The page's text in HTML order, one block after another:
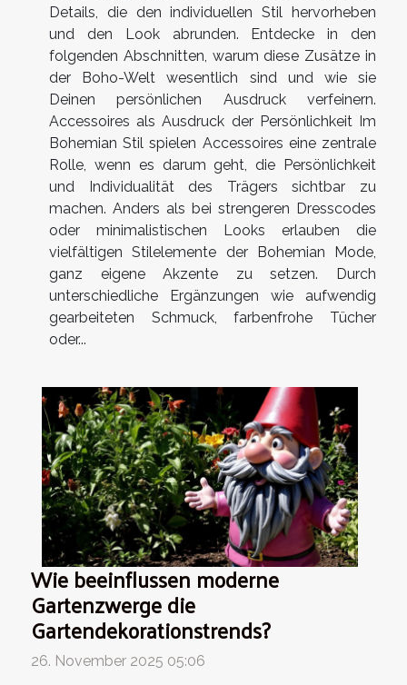
Details, die den individuellen Stil hervorheben
und den Look abrunden. Entdecke in den
folgenden Abschnitten, warum diese Zusätze in
der Boho-Welt wesentlich sind und wie sie
Deinen persönlichen Ausdruck verfeinern.
Accessoires als Ausdruck der Persönlichkeit Im
Bohemian Stil spielen Accessoires eine zentrale
Rolle, wenn es darum geht, die Persönlichkeit
und Individualität des Trägers sichtbar zu
machen. Anders als bei strengeren Dresscodes
oder minimalistischen Looks erlauben die
vielfältigen Stilelemente der Bohemian Mode,
ganz eigene Akzente zu setzen. Durch
unterschiedliche Ergänzungen wie aufwendig
gearbeiteten Schmuck, farbenfrohe Tücher
oder...
Wie beeinflussen moderne
Gartenzwerge die
Gartendekorationstrends?
26. November 2025 05:06